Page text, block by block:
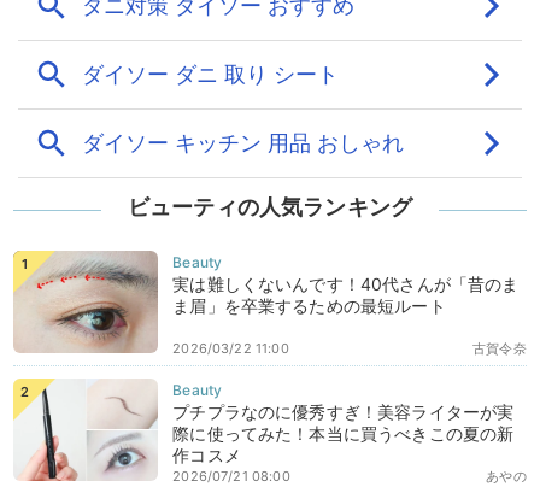
ビューティの人気ランキング
実は難しくないんです！40代さんが「昔のま
ま眉」を卒業するための最短ルート
古賀令奈
2026/03/22 11:00
プチプラなのに優秀すぎ！美容ライターが実
際に使ってみた！本当に買うべきこの夏の新
作コスメ
あやの
2026/07/21 08:00